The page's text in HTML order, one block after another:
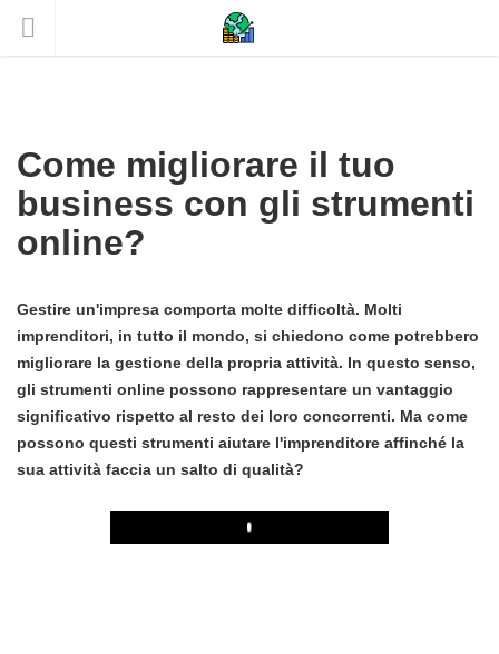
Come migliorare il tuo
business con gli strumenti
online?
Gestire un'impresa comporta molte difficoltà. Molti
imprenditori, in tutto il mondo, si chiedono come potrebbero
migliorare la gestione della propria attività. In questo senso,
gli strumenti online possono rappresentare un vantaggio
significativo rispetto al resto dei loro concorrenti. Ma come
possono questi strumenti aiutare l'imprenditore affinché la
sua attività faccia un salto di qualità?
Play